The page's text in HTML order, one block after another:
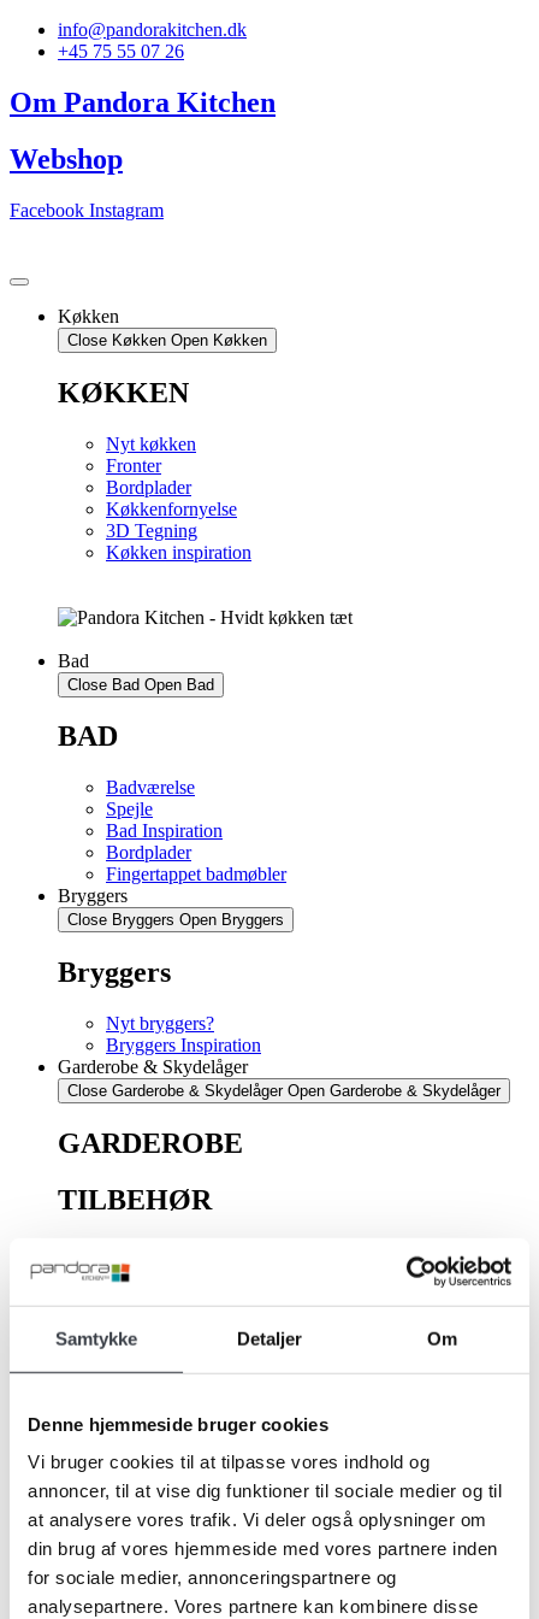
Samtykke Detaljer Om
Denne hjemmeside bruger cookies
Vi bruger cookies til at tilpasse vores indhold og
annoncer, til at vise dig funktioner til sociale medier og til
at analysere vores trafik. Vi deler også oplysninger om
din brug af vores hjemmeside med vores partnere inden
for sociale medier, annonceringspartnere og
analysepartnere. Vores partnere kan kombinere disse
Videreinfo@pandorakitchen.dk
+45 75 55 07 26
Om Pandora Kitchen
Webshop
Facebook Instagram
Køkken
Close Køkken Open Køkken
KØKKEN
Nyt køkken
Fronter
Bordplader
Køkkenfornyelse
3D Tegning
Køkken inspiration
Bad
Close Bad Open Bad
BAD
Badværelse
Spejle
Bad Inspiration
Bordplader
Fingertappet badmøbler
Bryggers
Close Bryggers Open Bryggers
Bryggers
Nyt bryggers?
Bryggers Inspiration
Garderobe & Skydelåger
Close Garderobe & Skydelåger Open Garderobe & Skydelåger
GARDEROBE
TILBEHØR
Skydelåger
Indretningsløsninger
Trådkurve
Trådhylder
Skohylde
Indretningsløsning
FIND LØSNINGER HER